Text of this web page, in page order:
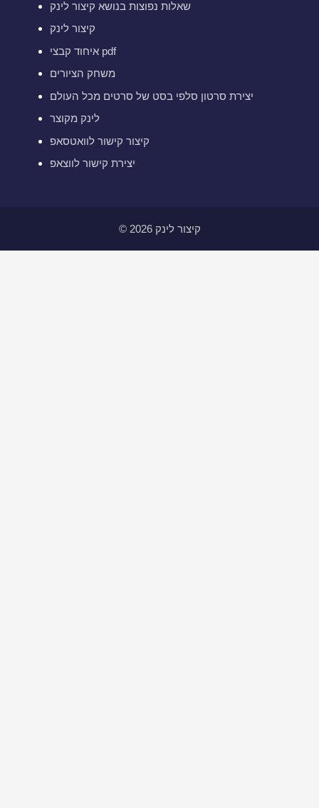
שאלות נפוצות בנושא קיצור לינק
קיצור לינק
איחוד קבצי pdf
משחק הציורים
יצירת סרטון סלפי בסט של סרטים מכל העולם
לינק מקוצר
קיצור קישור לוואטסאפ
יצירת קישור לווצאפ
© 2026 קיצור לינק